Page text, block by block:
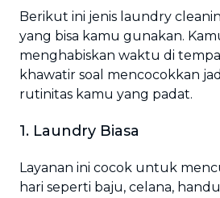
Berikut ini jenis laundry
yang bisa kamu gunakan.
menghabiskan waktu di
khawatir soal mencocokkan
rutinitas kamu yang padat.
1. Laundry Biasa
Layanan ini cocok untuk
hari seperti baju, celana,